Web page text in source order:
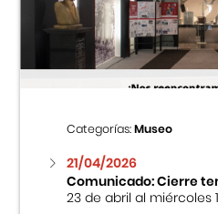
Centro Cultural
Museo de la
Fondo Editorial
Teatro Peruano
Categorías:Museo
21/04/2026
Comunicado: Cierre
23 de abril al miércoles